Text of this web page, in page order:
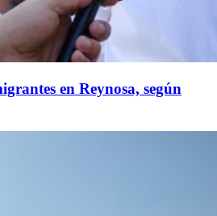
en Reynosa, según